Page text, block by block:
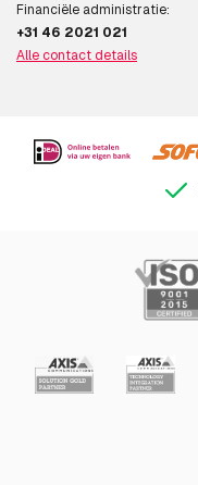
Financiële administratie:
+31 46 2021 021
Alle contact details